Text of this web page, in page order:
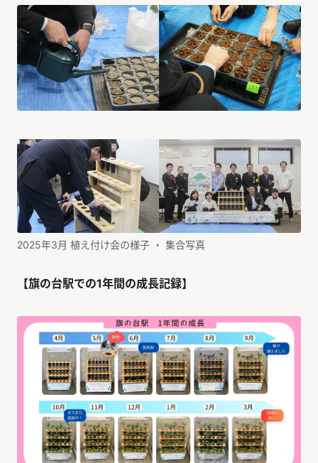
2025年3月 植え付け会の様子 ・ 集合写真
【旗の台駅での1年間の成長記録】